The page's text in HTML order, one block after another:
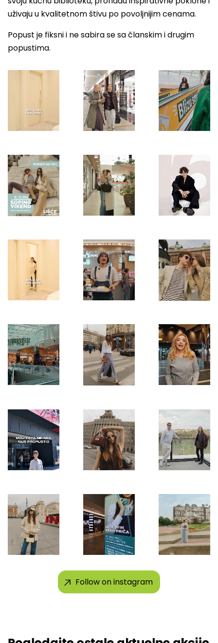
Follow on instagram
uživaju u kvalitetnom štivu po povoljnijim cenama.
Popust je fiksni i ne sabira se sa članskim i drugim
popustima.